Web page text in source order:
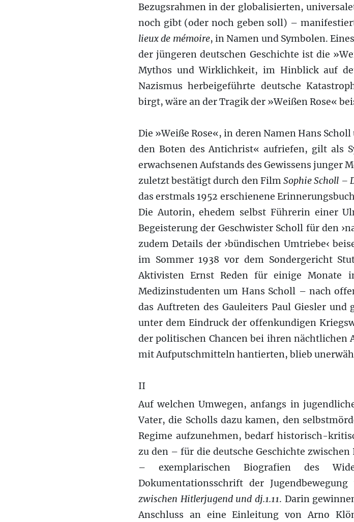
Bezugsrahmen in der globalisierten,
noch gibt (oder noch geben soll) –
lieux de mémoire, in Namen und Symbolen.
der jüngeren deutschen Geschichte ist die
Mythos und Wirklichkeit, im Hinblick auf
Nazismus herbeigeführte deutsche
birgt, wäre an der Tragik der »Weißen Rose«
Die »Weiße Rose«, in deren Namen Hans
den Boten des Antichrist« aufriefen, gilt als
erwachsenen Aufstands des Gewissens junger
zuletzt bestätigt durch den FilmSophie Scholl –
das erstmals 1952 erschienene
Die Autorin, ehedem selbst Führerin einer
Begeisterung der Geschwister Scholl für den
zudem Details der ›bündischen Umtriebe‹
im Sommer 1938 vor dem Sondergericht
Aktivisten Ernst Reden für einige Monate
Medizinstudenten um Hans Scholl – nach
das Auftreten des Gauleiters Paul Giesler und
unter dem Eindruck der offenkundigen
der politischen Chancen bei ihren
mit Aufputschmitteln hantierten, blieb
II
Auf welchen Umwegen, anfangs in
Vater, die Scholls dazu kamen, den
Regime aufzunehmen, bedarf historisch-
zu den – für die deutsche Geschichte
– exemplarischen Biografien des
Dokumentationsschrift der Jugendbewegung
zwischen Hitlerjugend und dj.1.11. Darin
Anschluss an eine Einleitung von Arno